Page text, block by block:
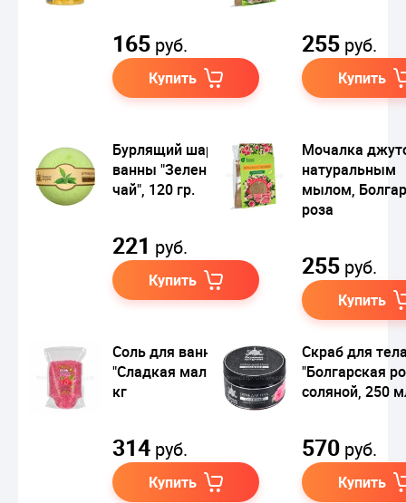
165 руб.
Купить
255 руб.
Купить
Бурлящий шар для
ванны "Зеленый
чай", 120 гр.
221 руб.
Купить
Мочалка
натуральным
мылом,
роза
255 руб.
Купить
Соль для ванны
"Сладкая малина", 1
кг
314 руб.
Купить
Скраб для
"Болгарская
соляной, 250
570 руб.
Купить